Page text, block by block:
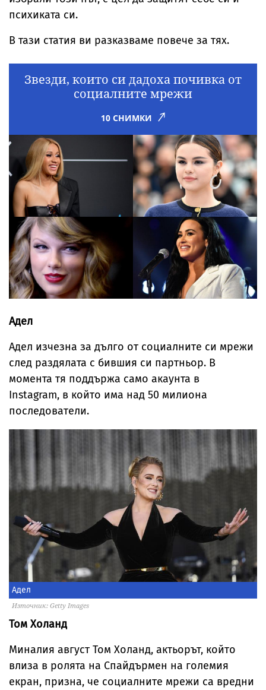
психиката си.
В тази статия ви разказваме повече за тях.
Звезди, които си дадоха почивка от
социалните мрежи
10 СНИМКИ
Адел
Адел изчезна за дълго от социалните си мрежи
след раздялата с бившия си партньор. В
момента тя поддържа само акаунта в
Instagram, в който има над 50 милиона
последователи.
Адел
Източник: Getty Images
Том Холанд
Миналия август Том Холанд, актьорът, който
влиза в ролята на Спайдърмен на големия
екран, призна, че социалните мрежи са вредни